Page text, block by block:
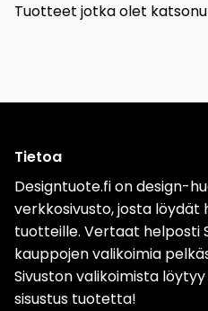
Tuotteet jotka olet
Tietoa
Designtuote.fi on design-
verkkosivusto, josta löydät
tuotteille. Vertaat helposti
kauppojen valikoimia
Sivuston valikoimista löytyy
sisustus tuotetta!